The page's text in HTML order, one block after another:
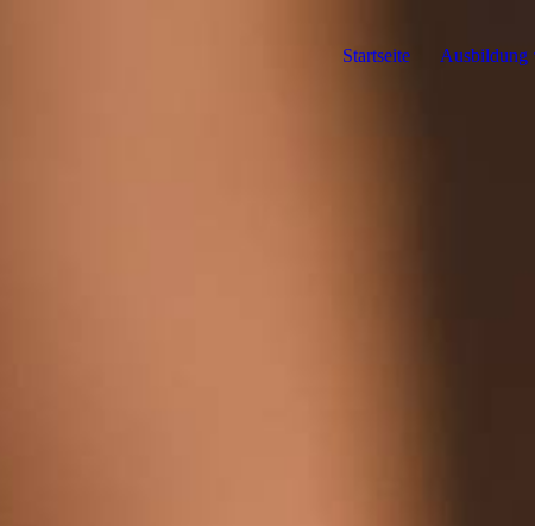
Startseite Ausbildung